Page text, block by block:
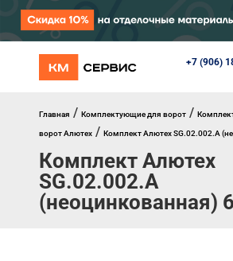
+7 (906)
КАТАЛОГ
Перегрузочное оборудование
Уличные калитки
Шлагбаумы
Противопожарные ворота
Противопожарные шторы
Главная / Комплектующие для ворот /
ворот Алютех / Комплект Алютех SG.02.002.A
Комплект Алютех
SG.02.002.A
(неоцинкованная)